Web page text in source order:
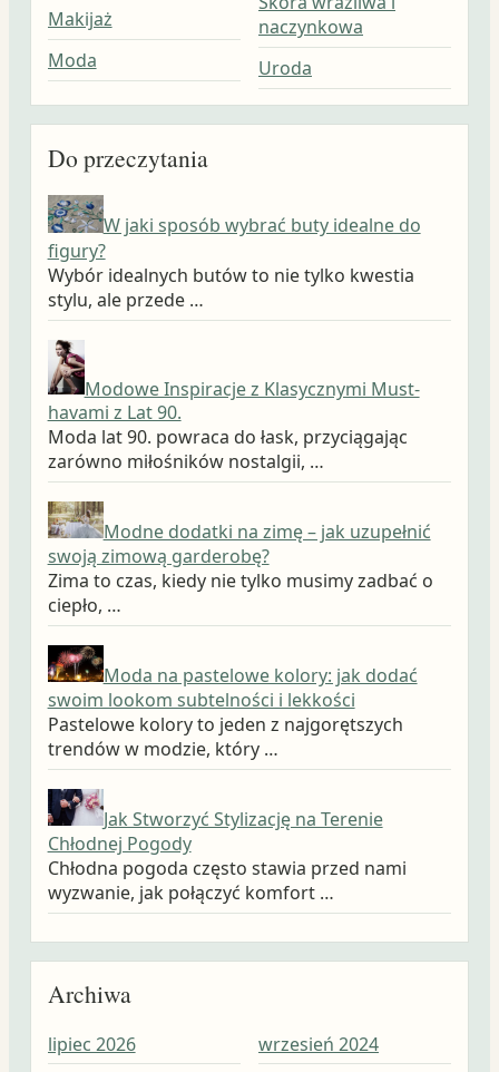
Makijaż
Moda
naczynkowa
Uroda
Do przeczytania
W jaki sposób wybrać buty idealne do
figury?
Wybór idealnych butów to nie tylko kwestia
stylu, ale przede …
Modowe Inspiracje z Klasycznymi Must-
havami z Lat 90.
Moda lat 90. powraca do łask, przyciągając
zarówno miłośników nostalgii, …
Modne dodatki na zimę – jak uzupełnić
swoją zimową garderobę?
Zima to czas, kiedy nie tylko musimy zadbać o
ciepło, …
Moda na pastelowe kolory: jak dodać
swoim lookom subtelności i lekkości
Pastelowe kolory to jeden z najgorętszych
trendów w modzie, który …
Jak Stworzyć Stylizację na Terenie
Chłodnej Pogody
Chłodna pogoda często stawia przed nami
wyzwanie, jak połączyć komfort …
Archiwa
lipiec 2026
wrzesień 2024